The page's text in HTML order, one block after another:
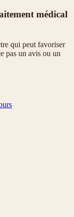
médical
qui peut favoriser
pas un avis ou un